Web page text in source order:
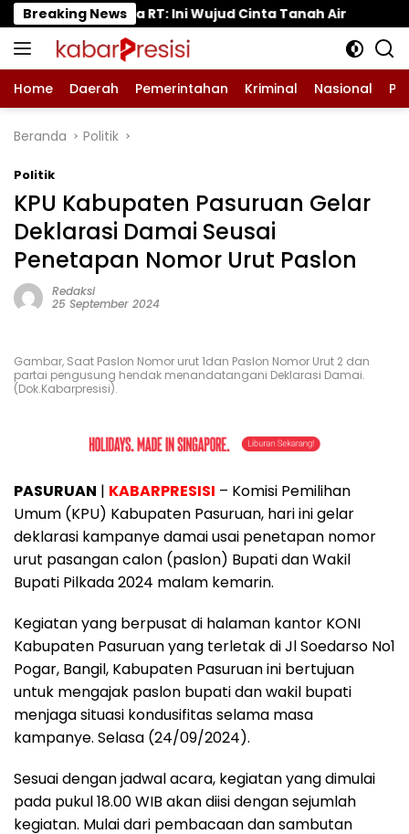
Langsung
ke
konten
Breaking News
Wujud Cinta Tanah Air Tanaman Tomat di
Home Daerah Pemerintahan Kriminal Nasional
Beranda Politik
Politik
KPU Kabupaten Pasuruan Gelar
Deklarasi Damai Seusai
Penetapan Nomor Urut Paslon
Redaksi
25 September 2024
Gambar, Saat Paslon Nomor urut 1dan Paslon Nomor Urut 2 dan
partai pengusung hendak menandatangani Deklarasi Damai.
(Dok.Kabarpresisi).
PASURUAN | KABARPRESISI – Komisi Pemilihan
Umum (KPU) Kabupaten Pasuruan, hari ini gelar
deklarasi kampanye damai usai penetapan nomor
urut pasangan calon (paslon) Bupati dan Wakil
Bupati Pilkada 2024 malam kemarin.
Kegiatan yang berpusat di halaman kantor KONI
Kabupaten Pasuruan yang terletak di Jl Soedarso No1
Pogar, Bangil, Kabupaten Pasuruan ini bertujuan
untuk mengajak paslon bupati dan wakil bupati
menjaga situasi kondusifitas selama masa
kampanye. Selasa (24/09/2024).
Sesuai dengan jadwal acara, kegiatan yang dimulai
pada pukul 18.00 WIB akan diisi dengan sejumlah
kegiatan. Mulai dari pembacaan dan sambutan